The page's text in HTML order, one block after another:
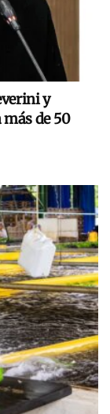
y
de 50